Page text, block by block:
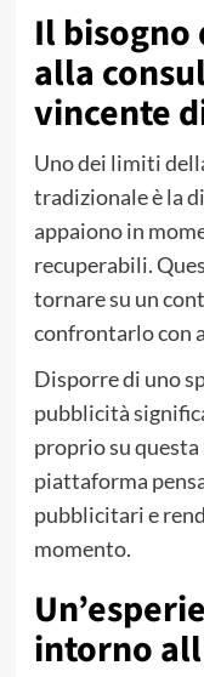
Il bisogno
alla
vincente
Uno dei limiti
tradizionale è la
appaiono in
recuperabili.
tornare su un
confrontarlo con
Disporre di uno
pubblicità
proprio su questa
piattaforma
pubblicitari e
momento.
intorno